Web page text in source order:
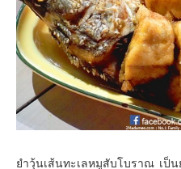
ยำวุ้นเส้นทะเลหมูสับโบราณ เป็น